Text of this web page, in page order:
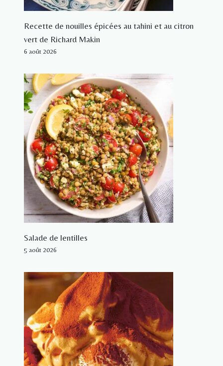
Recette de nouilles épicées au tahini et au citron
vert de Richard Makin
6 août 2026
Salade de lentilles
5 août 2026